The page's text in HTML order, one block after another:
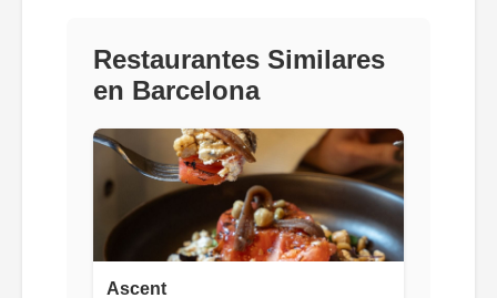
Restaurantes Similares
en Barcelona
Ascent